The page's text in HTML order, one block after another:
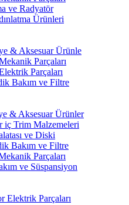
ve Radyatör
Ürünleri
& Aksesuar Ürünle
Parçaları
Parçaları
Bakım ve Filtre
& Aksesuar Ürünler
iç Trim Malzemeleri
ve Diski
Bakım ve Filtre
Parçaları
ve Süspansiyon
Elektrik Parçaları